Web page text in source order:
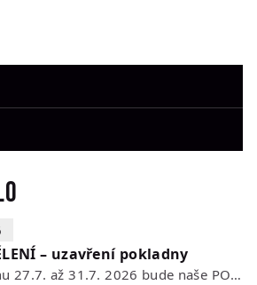
– uzavření pokladny
Milí diváci! V termínu 27.7. až 31.7. 2026 bude naše POKLADNA z technických…